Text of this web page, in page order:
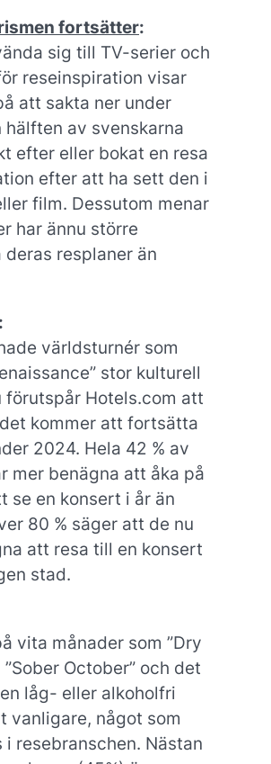
fortsätter:
sig till TV-serier och
reseinspiration visar
att sakta ner under
hälften av svenskarna
efter eller bokat en resa
efter att ha sett den i
film. Dessutom menar
har ännu större
resplaner än
världsturnér som
stor kulturell
förutspår Hotels.com att
kommer att fortsätta
2024. Hela 42 % av
mer benägna att åka på
se en konsert i år än
80 % säger att de nu
att resa till en konsert
stad.
vita månader som ”Dry
October” och det
låg- eller alkoholfri
vanligare, något som
i resebranschen. Nästan